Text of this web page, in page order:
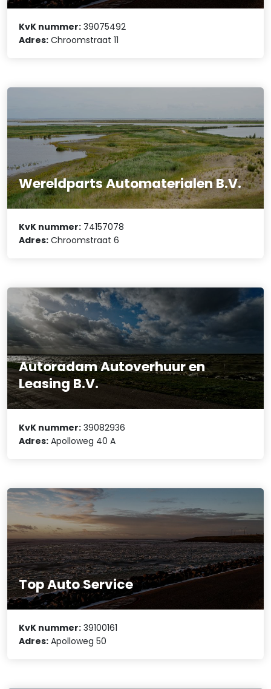
KvK nummer: 39075492
Adres: Chroomstraat 11
Wereldparts Automaterialen B.V.
KvK nummer: 74157078
Adres: Chroomstraat 6
Autoradam Autoverhuur en
Leasing B.V.
KvK nummer: 39082936
Adres: Apolloweg 40 A
Top Auto Service
KvK nummer: 39100161
Adres: Apolloweg 50